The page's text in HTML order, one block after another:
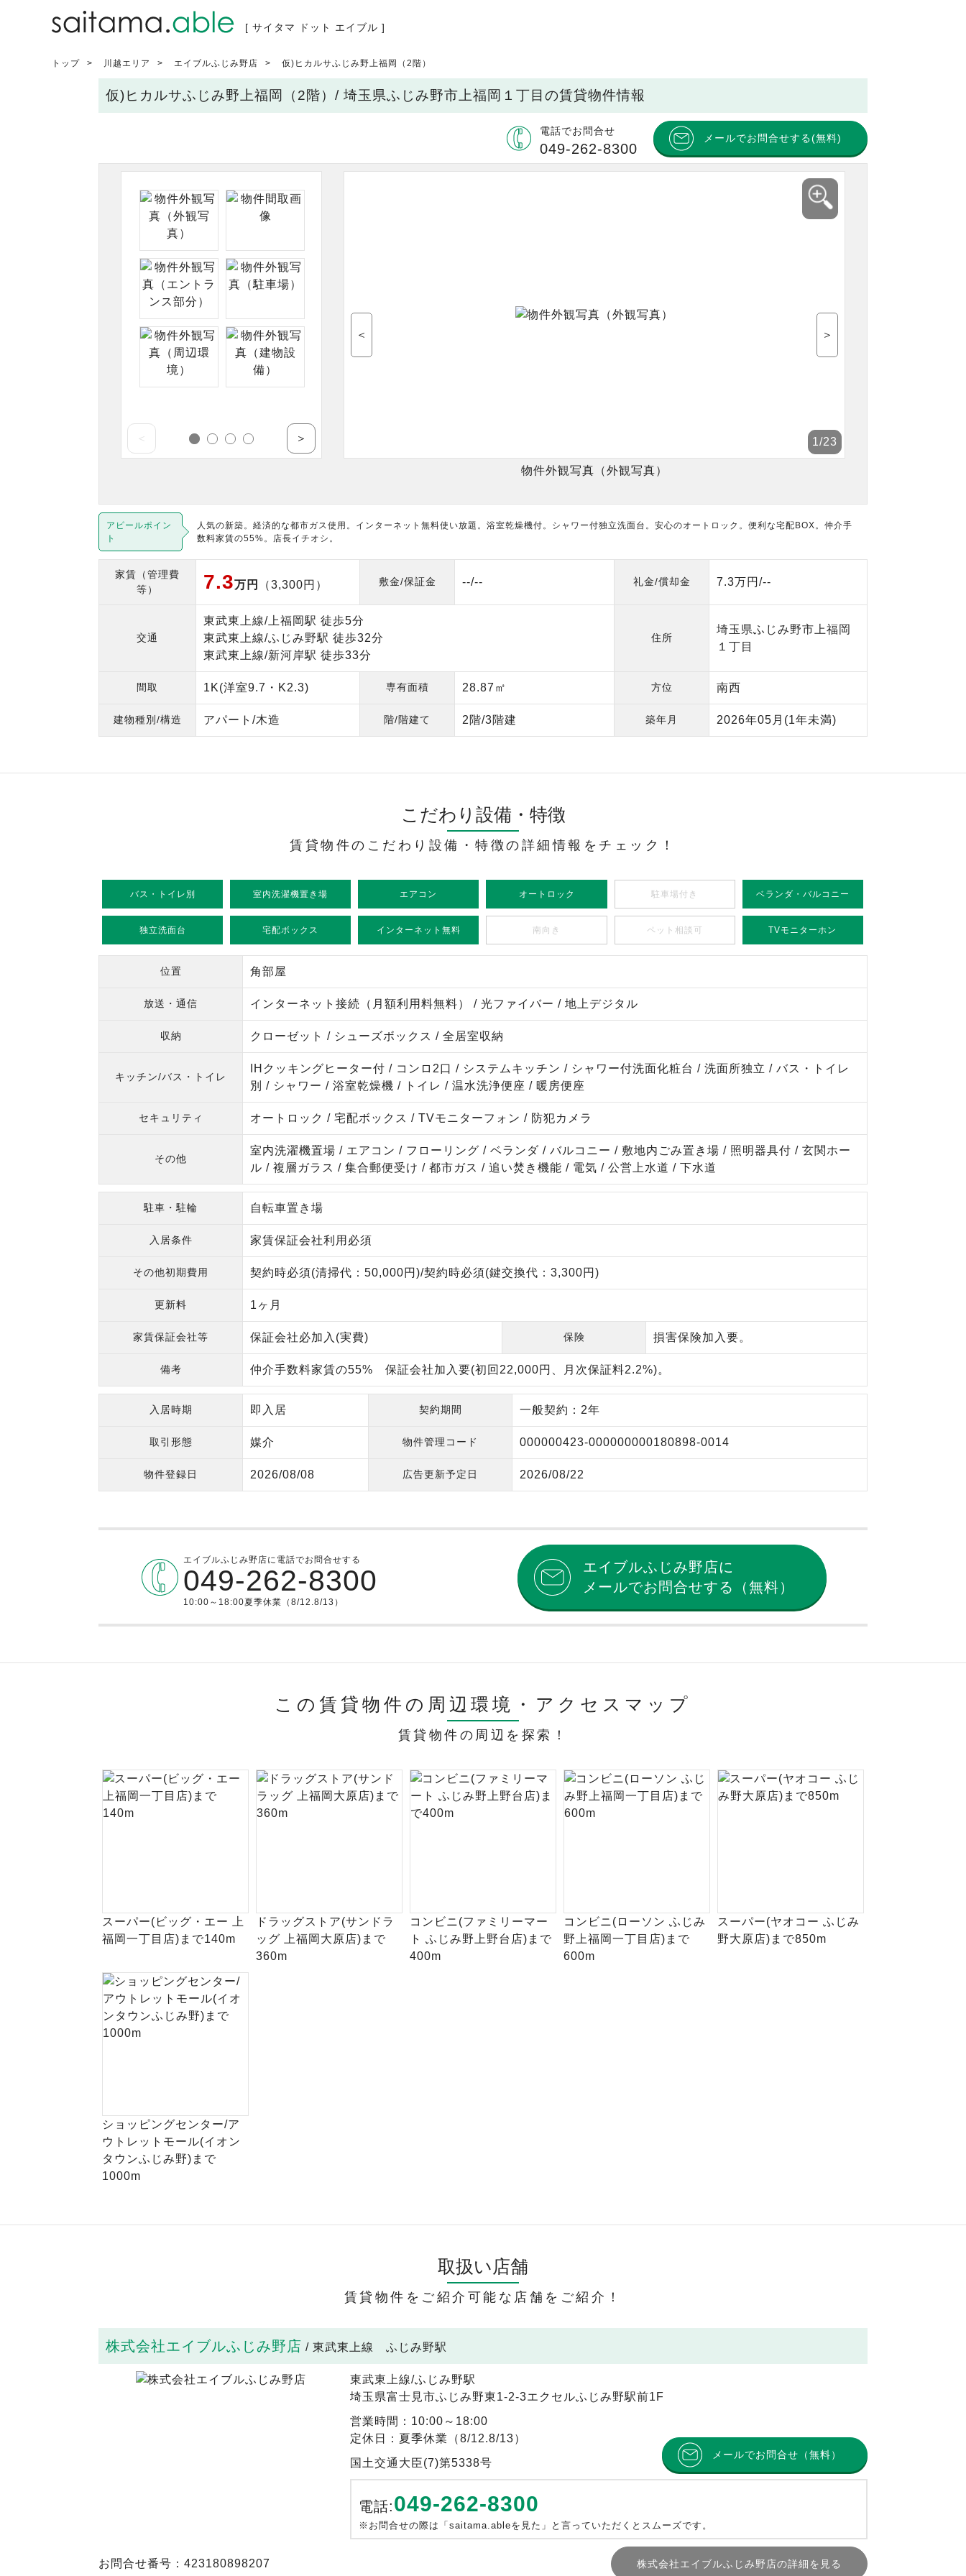
[ サイタマ ドット エイブル ]
トップ 川越エリア エイブルふじみ野店 仮)ヒカルサふじみ野上福岡（2階）
仮)ヒカルサふじみ野上福岡（2階）/ 埼玉県ふじみ野市上福岡１丁目の賃貸物件情報
電話でお問合せ
049-262-8300
メールでお問合せする(無料)
＜ ＞
物件外観写真（外観写真）
1/23
＜ ＞
アピールポイン
ト
人気の新築。経済的な都市ガス使用。インターネット無料使い放題。浴室乾燥機付。シャワー付独立洗面台。安心のオートロック。便利な宅配BOX。仲介手
数料家賃の55%。店長イチオシ。
家賃（管理費
等）
7.3万円 （3,300円） 敷金/保証金 --/-- 礼金/償却金 7.3万円/--
交通
東武東上線/上福岡駅 徒歩5分
東武東上線/ふじみ野駅 徒歩32分
東武東上線/新河岸駅 徒歩33分
住所
埼玉県ふじみ野市上福岡
１丁目
間取 1K(洋室9.7・K2.3) 専有面積 28.87㎡ 方位 南西
建物種別/構造 アパート/木造 階/階建て 2階/3階建 築年月 2026年05月 (1年未満)
こだわり設備・特徴
賃貸物件のこだわり設備・特徴の詳細情報をチェック！
バス・トイレ別 室内洗濯機置き場 エアコン オートロック 駐車場付き ベランダ・バルコニー
独立洗面台 宅配ボックス インターネット無料 南向き ペット相談可 TVモニターホン
位置 角部屋
放送・通信 インターネット接続（月額利用料無料） / 光ファイバー / 地上デジタル
収納 クローゼット / シューズボックス / 全居室収納
キッチン/バス・トイレ
IHクッキングヒーター付 / コンロ2口 / システムキッチン / シャワー付洗面化粧台 / 洗面所独立 / バス・トイレ
別 / シャワー / 浴室乾燥機 / トイレ / 温水洗浄便座 / 暖房便座
セキュリティ オートロック / 宅配ボックス / TVモニターフォン / 防犯カメラ
その他
室内洗濯機置場 / エアコン / フローリング / ベランダ / バルコニー / 敷地内ごみ置き場 / 照明器具付 / 玄関ホー
ル / 複層ガラス / 集合郵便受け / 都市ガス / 追い焚き機能 / 電気 / 公営上水道 / 下水道
駐車・駐輪 自転車置き場
入居条件 家賃保証会社利用必須
その他初期費用 契約時必須(清掃代：50,000円)/契約時必須(鍵交換代：3,300円)
更新料 1ヶ月
家賃保証会社等 保証会社必加入(実費) 保険 損害保険加入要。
備考 仲介手数料家賃の55% 保証会社加入要(初回22,000円、月次保証料2.2%)。
入居時期 即入居 契約期間 一般契約：2年
取引形態 媒介 物件管理コード 000000423-000000000180898-0014
物件登録日 2026/08/08 広告更新予定日 2026/08/22
エイブルふじみ野店に電話でお問合せする
049-262-8300
10:00～18:00夏季休業（8/12.8/13）
エイブルふじみ野店に
メールでお問合せする（無料）
この賃貸物件の周辺環境・ アクセスマップ
賃貸物件の周辺を探索！
スーパー(ビッグ・エー 上
福岡一丁目店)まで140m
ドラッグストア(サンドラ
ッグ 上福岡大原店)まで
360m
コンビニ(ファミリーマー
ト ふじみ野上野台店)まで
400m
コンビニ(ローソン ふじみ
野上福岡一丁目店)まで
600m
スーパー(ヤオコー ふじみ
野大原店)まで850m
ショッピングセンター/ア
ウトレットモール(イオン
タウンふじみ野)まで
1000m
取扱い店舗
賃貸物件をご紹介可能な店舗をご紹介！
株式会社エイブルふじみ野店 / 東武東上線 ふじみ野駅
東武東上線/ふじみ野駅
埼玉県富士見市ふじみ野東1-2-3エクセルふじみ野駅前1F
営業時間：10:00～18:00
定休日：夏季休業（8/12.8/13）
国土交通大臣(7)第5338号
メールでお問合せ（無料）
電話:049-262-8300
※お問合せの際は「saitama.ableを見た」と言っていただくとスムーズです。
お問合せ番号：423180898207 株式会社エイブルふじみ野店の詳細を見る